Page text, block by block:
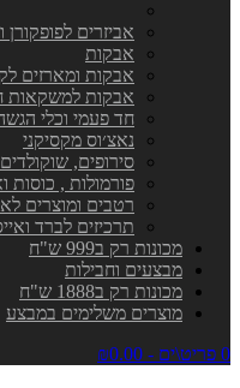
אביזרים לפופקורן
אבקות
אבקות ומארזים
אבקות למשקאות
חד פעמי וכלי
נאצ׳וס מקסיקני
סירופים,
פורמולות , כוסות
רטבים ומוצרים
תרכיזים לברד
מכונות רק ב999 ש"ח
מבצעים וחבילות
מכונות רק ב1888 ש"ח
מוצרים משלימים במבצע
0 פריט\ים - ₪0.00